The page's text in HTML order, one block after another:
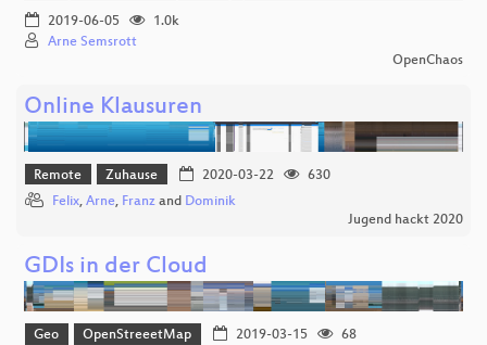
2019-06-05
1.0k
Arne Semsrott
OpenChaos
Online Klausuren
Remote Zuhause 2020-03-22
630
Felix, Arne, Franz and Dominik
Jugend hackt 2020
GDIs in der Cloud
Geo OpenStreeetMap 2019-03-15
68